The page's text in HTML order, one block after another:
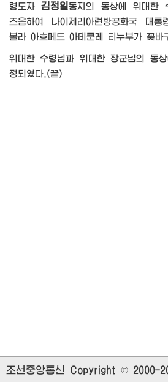
령도자
김정일동지의 동상에위대한
즈음하여 나이제리아련방공화국 대통
볼라 아흐메드 아데쿤레 티누부가 꽃바
위대한 수령님과 위대한 장군님의
동
정되였다.(끝)
조선중앙통신 Copyright © 2000-